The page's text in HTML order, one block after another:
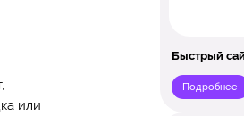
или
Быстрый
Подробнее